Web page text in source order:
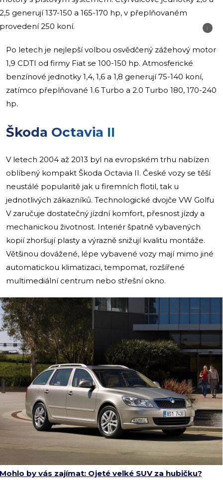
i
generují 137-150 a 165-170 hp, v přeplňovaném
250 koní.
Po letech je nejlepší volbou osvědčený zážehový motor
1,9 CDTI od firmy Fiat se 100-150 hp. Atmosferické
benzínové jednotky 1,4, 1,6 a 1,8 generují 75-140 koní,
zatímco přeplňované 1.6 Turbo a 2.0 Turbo 180, 170-240
hp.
Škoda Octavia II
V letech 2004 až 2013 byl na evropském trhu nabízen
oblíbený kompakt Škoda Octavia II. České vozy se těší
neustálé popularitě jak u firemních flotil, tak u
jednotlivých zákazníků. Technologické dvojče VW Golfu
V zaručuje dostatečný jízdní komfort, přesnost jízdy a
mechanickou životnost. Interiér špatně vybavených
kopií zhoršují plasty a výrazně snižují kvalitu montáže.
Většinou dovážené, lépe vybavené vozy mají mimo jiné
automatickou klimatizaci, tempomat, rozšířené
multimediální centrum nebo střešní okno.
by vás zajímat: Ojeté velké SUV za hubičku?